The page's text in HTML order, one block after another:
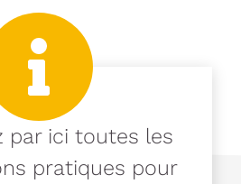
par ici toutes les
pratiques pour